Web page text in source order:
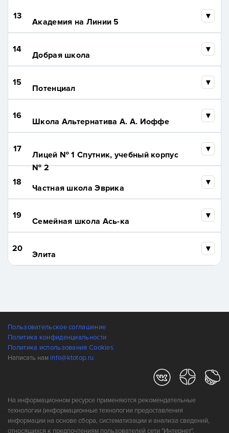
13
Академия на Линии 5
14
Добрая школа
15
Потенциал
16
Школа Альтернатива А. А. Иоффе
17
Лицей № 1 Спутник, учебный корпус
№ 2
18
Частная школа Эврика
19
Семейная школа Ась-ка
20
Элита
Пользовательское соглашение
Политика конфиденциальности
Политика использования Cookies
Написать нам info@ktotop.ru
На информационном ресурсе применяются рекомендательные
технологии (информационные технологии предоставления
информации на основе сбора, систематизации и анализа сведений,
относящихся к предпочтениям пользователей сети "Интернет",